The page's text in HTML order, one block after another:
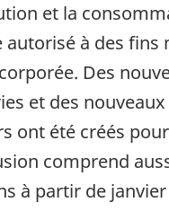
et la
autorisé à des fins
Des
et des
ont été créés
comprend
à partir de janvier